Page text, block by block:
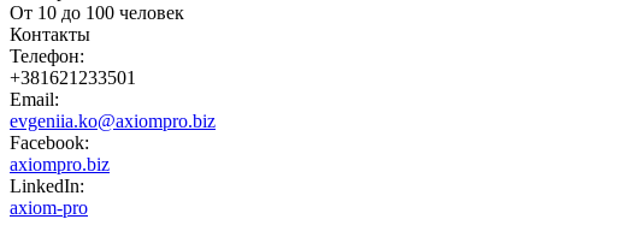
От 10 до 100 человек
Контакты
Телефон:
+381621233501
Email:
evgeniia.ko@axiompro.biz
Facebook:
axiompro.biz
LinkedIn:
axiom-pro